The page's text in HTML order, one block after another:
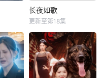
长夜如歌
更新至第18集